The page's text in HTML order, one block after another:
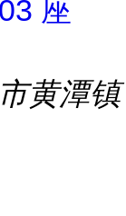
座
黄潭镇